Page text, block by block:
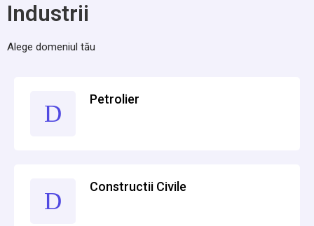
Industrii
Alege domeniul tău
Petrolier
Constructii Civile